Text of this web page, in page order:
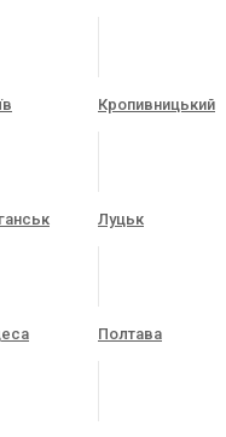
Кропивницький
Луцьк
Полтава